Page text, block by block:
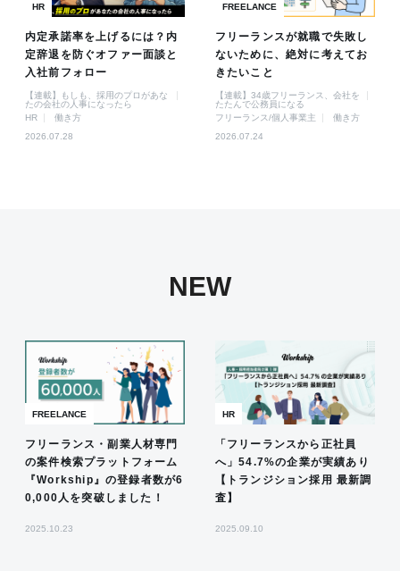
HR
内定承諾率を上げるには？内
定辞退を防ぐオファー面談と
入社前フォロー
【連載】もしも、採用のプロがあな
たの会社の人事になったら
HR
働き方
2026.07.28
FREELANCE
フリーランスが就職で失敗し
ないために、絶対に考えてお
きたいこと
【連載】34歳フリーランス、会社を
たたんで公務員になる
フリーランス/個人事業主
働き方
2026.07.24
NEW
FREELANCE
フリーランス・副業人材専門
の案件検索プラットフォーム
『Workship』の登録者数が6
0,000人を突破しました！
2025.10.23
HR
「フリーランスから正社員
へ」54.7%の企業が実績あり
【トランジション採用 最新調
査】
2025.09.10